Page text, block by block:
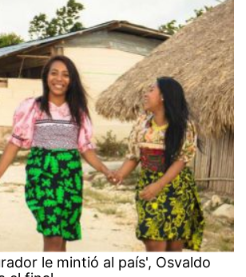
le mintió al país', Osvaldo